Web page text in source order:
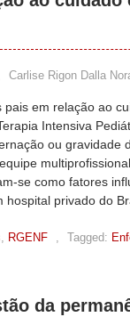
Carlise Rigon Dalla
pais em relação ao
Intensiva
ou gravidade
se como fatores
hospital privado do
, RGENF , Tagged:
da